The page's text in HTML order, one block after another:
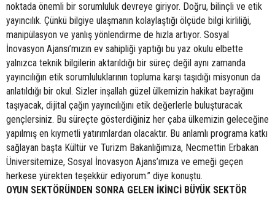
noktada önemli bir sorumluluk devreye giriyor. Doğru, bilinçli ve etik
yayıncılık. Çünkü bilgiye ulaşmanın kolaylaştığı ölçüde bilgi kirliliği,
manipülasyon ve yanlış yönlendirme de hızla artıyor. Sosyal
İnovasyon Ajansı’mızın ev sahipliği yaptığı bu yaz okulu elbette
yalnızca teknik bilgilerin aktarıldığı bir süreç değil aynı zamanda
yayıncılığın etik sorumluluklarının topluma karşı taşıdığı misyonun da
anlatıldığı bir okul. Sizler inşallah güzel ülkemizin hakikat bayrağını
taşıyacak, dijital çağın yayıncılığını etik değerlerle buluşturacak
gençlersiniz. Bu süreçte gösterdiğiniz her çaba ülkemizin geleceğine
yapılmış en kıymetli yatırımlardan olacaktır. Bu anlamlı programa katkı
sağlayan başta Kültür ve Turizm Bakanlığımıza, Necmettin Erbakan
Üniversitemize, Sosyal İnovasyon Ajans’ımıza ve emeği geçen
herkese yürekten teşekkür ediyorum.” diye konuştu.
OYUN SEKTÖRÜNDEN SONRA GELEN İKİNCİ BÜYÜK SEKTÖR